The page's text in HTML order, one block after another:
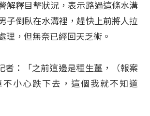
解釋目擊狀況，表示路過這條水溝
子倒臥在水溝裡，趕快上前將人拉
理，但無奈已經回天乏術。​
者：「之前這邊是種生薑，（報案
不小心跌下去，這個我就不知道